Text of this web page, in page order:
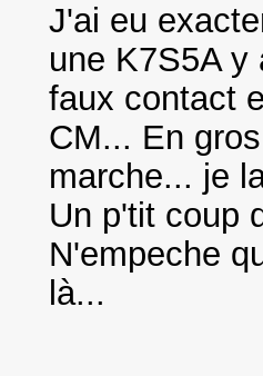
J'ai eu
une K7S5A
faux contact
CM... En
marche... je
Un p'tit coup
N'empeche
là...